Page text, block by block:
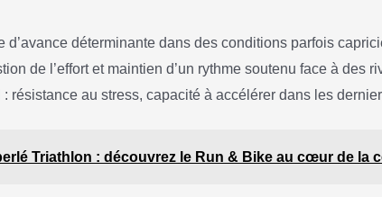
d’avance déterminante dans des conditions parfois
de l’effort et maintien d’un rythme soutenu face à des
: résistance au stress, capacité à accélérer dans les
Triathlon : découvrez le Run & Bike au cœur de la